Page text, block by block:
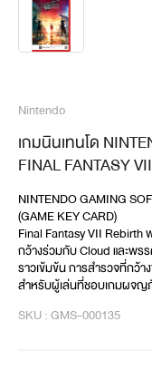
Nintendo
เกมนินเทนโด
FINAL FANTASY
NINTENDO GAMING
(GAME KEY CARD)
Final Fantasy VII Rebirth
กว้างร่วมกับ Cloud และพร
ราวเข้มข้น การสำรวจที่กว้า
สำหรับผู้เล่นที่ชอบเกมผจญ
SKU : GMS-000135